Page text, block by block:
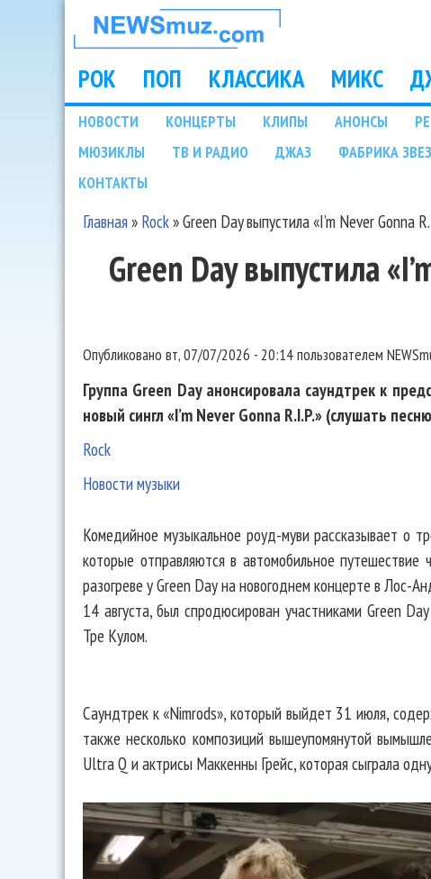
НОВОСТИ
МУЗЫКИ И
ШОУ БИЗНЕСА
NEWSMUZ.COM
Main menu
РОК ПОП КЛАССИКА МИКС
Подразделы
НОВОСТИ КОНЦЕРТЫ КЛИПЫ АНОНСЫ
МЮЗИКЛЫ
ТВ И РАДИО ДЖАЗ ФАБРИКА
КОНТАКТЫ
Главная» Rock»Green Day выпустила «I’m Never Gonna
Green Day выпустила
Опубликовано вт, 07/07/2026 - 20:14пользователем
Группа Green Day анонсировала саундтрек к
новый сингл «I’m Never Gonna R.I.P.» (слушать
Rock
Новости музыки
Комедийное музыкальное роуд-муви рассказывает о
которые отправляются в автомобильное
разогреве у Green Day на новогоднем концерте в Лос-
14 августа, был спродюсирован участниками Green
Тре Кулом.
Саундтрек к «Nimrods», который выйдет 31 июля,
также несколько композиций вышеупомянутой
Ultra Q и актрисы Маккенны Грейс, которая сыграла